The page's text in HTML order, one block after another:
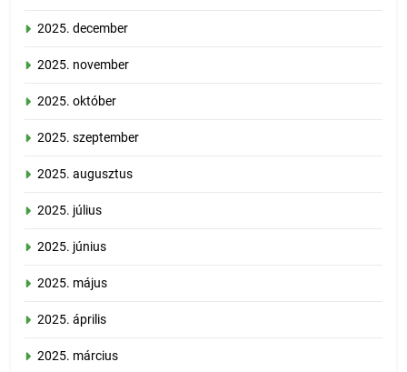
2025. december
2025. november
2025. október
2025. szeptember
2025. augusztus
2025. július
2025. június
2025. május
2025. április
2025. március